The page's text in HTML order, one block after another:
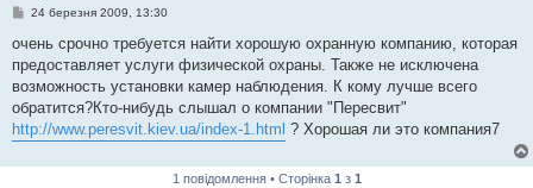
П
в
д
о
л
е
н
я
24 березня 2009, 13:30
очень срочно требуется найти хорошую охранную компанию, которая
предоставляет услуги физической охраны. Также не исключена
возможность установки камер наблюдения. К кому лучше всего
обратится?Кто-нибудь слышал о компании "Пересвит"
http://www.peresvit.kiev.ua/index-1.html ? Хорошая ли это компания7
1 повідомлення • Сторінка 1 з 1